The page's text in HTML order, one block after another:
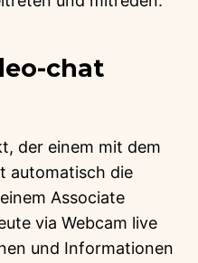
chat
der einem mit dem
automatisch die
Associate
via Webcam live
und Informationen